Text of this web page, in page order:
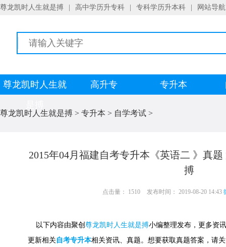
尊龙凯时人生就是搏 高中学历升专科 专科学历升本科 网站导航
尊龙凯时人生就
高升专 专升本
尊龙凯时人生就是搏 > 专升本 > 自学考试 >
2015年04月福建自考专升本《英语二 》真
搏
点击量： 1510 发布时间： 2019-08-20 14:43
以下内容由聚创 尊龙凯时人生就是搏小编整理发布，更多资
更新相关自考专升本相关资讯、真题。想要获取真题答案，请